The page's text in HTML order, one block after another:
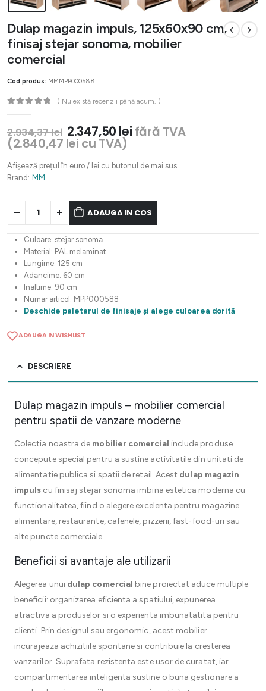
Dulap magazin impuls, 125x60x90 cm,
finisaj stejar sonoma, mobilier
comercial
Cod produs: MMMPP000588
( Nu există recenzii până acum. )
2.934,37lei Prețul
inițial
fost:
2.347,50 leiPrețul
2.347,50 lei.
fără TVA
(2.840,47 lei cu TVA)
Afișează prețul în euro / lei cu butonul de mai sus
Brand: MM
ADAUGA IN COS
Culoare: stejar sonoma
Material: PAL melaminat
Lungime: 125 cm
Adancime: 60 cm
Inaltime: 90 cm
Numar articol: MPP000588
Deschide paletarul de finisaje și alege culoarea dorită
ADAUGA IN WISHLIST
DESCRIERE
Dulap magazin impuls – mobilier comercial
pentru spatii de vanzare moderne
Colectia noastra de mobilier comercial include produse
concepute special pentru a sustine activitatile din unitati de
alimentatie publica si spatii de retail. Acest dulap magazin
impuls cu finisaj stejar sonoma imbina estetica moderna cu
functionalitatea, fiind o alegere excelenta pentru magazine
alimentare, restaurante, cafenele, pizzerii, fast-food-uri sau
alte puncte comerciale.
Beneficii si avantaje ale utilizarii
Alegerea unui dulap comercial bine proiectat aduce multiple
beneficii: organizarea eficienta a spatiului, expunerea
atractiva a produselor si o experienta imbunatatita pentru
clienti. Prin designul sau ergonomic, acest mobilier
incurajeaza achizitiile spontane si contribuie la cresterea
vanzarilor. Suprafata rezistenta este usor de curatat, iar
compartimentarea inteligenta sustine o buna gestionare a